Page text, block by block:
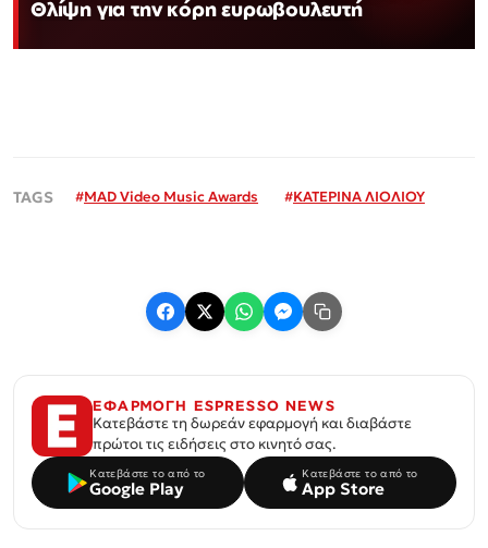
Θλίψη για την κόρη ευρωβουλευτή
#MAD Video Music Awards #ΚΑΤΕΡΙΝΑ ΛΙΟΛΙΟΥ
ΕΦΑΡΜΟΓΗ ESPRESSO NEWS
Κατεβάστε τη δωρεάν εφαρμογή και διαβάστε
πρώτοι τις ειδήσεις στο κινητό σας.
Κατεβάστε το από το
Google Play
Κατεβάστε το από το
App Store